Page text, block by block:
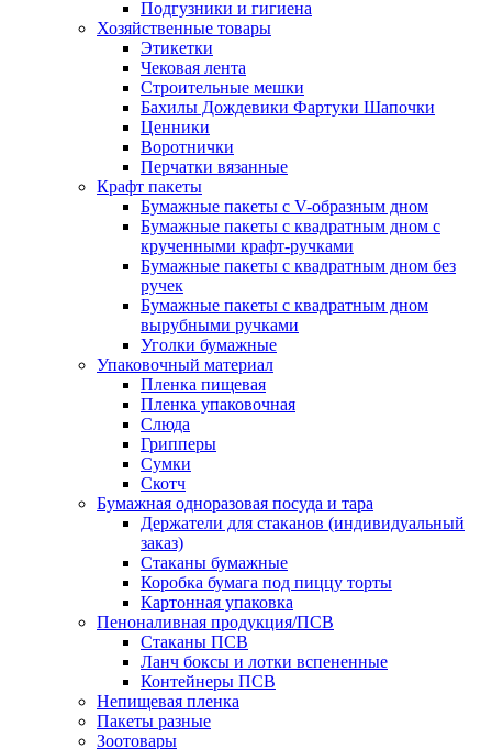
Подгузники и гигиена
Хозяйственные товары
Этикетки
Чековая лента
Строительные мешки
Бахилы Дождевики Фартуки Шапочки
Ценники
Воротнички
Перчатки вязанные
Крафт пакеты
Бумажные пакеты с V-образным дном
Бумажные пакеты с квадратным дном с
крученными крафт-ручками
Бумажные пакеты с квадратным дном без
ручек
Бумажные пакеты с квадратным дном
вырубными ручками
Уголки бумажные
Упаковочный материал
Пленка пищевая
Пленка упаковочная
Слюда
Грипперы
Сумки
Скотч
Бумажная одноразовая посуда и тара
Держатели для стаканов (индивидуальный
заказ)
Стаканы бумажные
Коробка бумага под пиццу торты
Картонная упаковка
Пеноналивная продукция/ПСВ
Стаканы ПСВ
Ланч боксы и лотки вспененные
Контейнеры ПСВ
Непищевая пленка
Пакеты разные
Зоотовары